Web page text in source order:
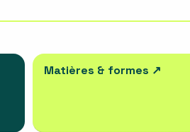
Matières & formes ↗